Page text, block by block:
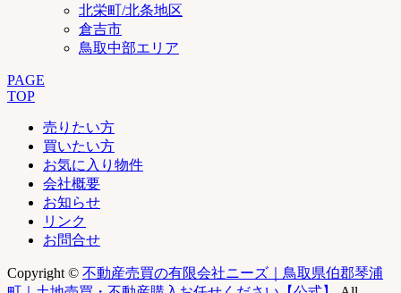
北栄町/北条地区
倉吉市
鳥取中部エリア
PAGE
TOP
売りたい方
買いたい方
お気に入り物件
会社概要
お知らせ
リンク
お問合せ
Copyright © 不動産売買の有限会社ニーズ｜鳥取県伯郡琴浦